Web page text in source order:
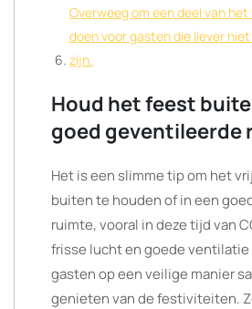
Overweeg om een deel van
doen voor gasten die liever
zijn.
Houd het feest
goed geventileerde
Het is een slimme tip om het
buiten te houden of in een
ruimte, vooral in deze tijd van
frisse lucht en goede ventilatie
gasten op een veilige manier
genieten van de festiviteiten.